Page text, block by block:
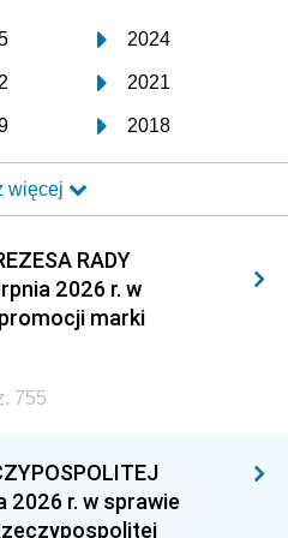
2024
2021
2018
2015
2012
2009
2006
1994
1991
więcej
RADY
2026 r. w
marki
755
2026 r. w sprawie